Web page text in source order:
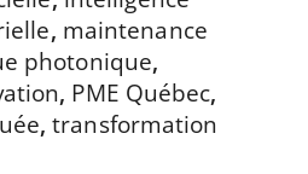
, maintenance
photonique,
, PME Québec,
,transformation